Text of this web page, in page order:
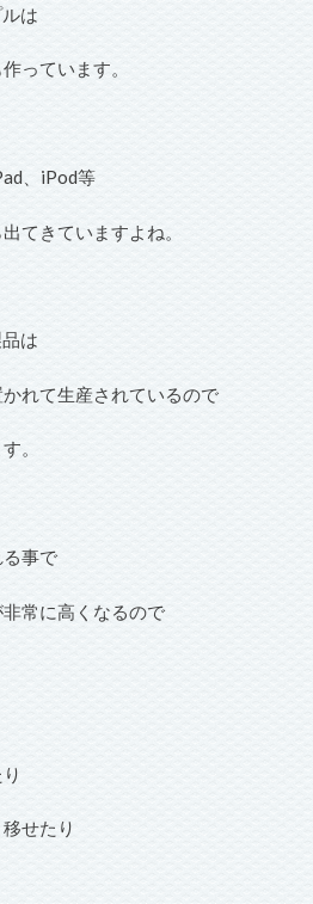
は
っています。
、iPod等
てきていますよね。
は
れて生産されているので
。
事で
常に高くなるので
せたり